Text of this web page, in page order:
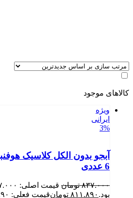
کالاهای موجود
ویژه
ایرانی
3%
6 عددی
۸۳۷.۰۰۰ تومان
بود. ۸۱۱.۸۹۰ تومانقیمت فعلی: ۸۱۱.۸۹۰ تومان.